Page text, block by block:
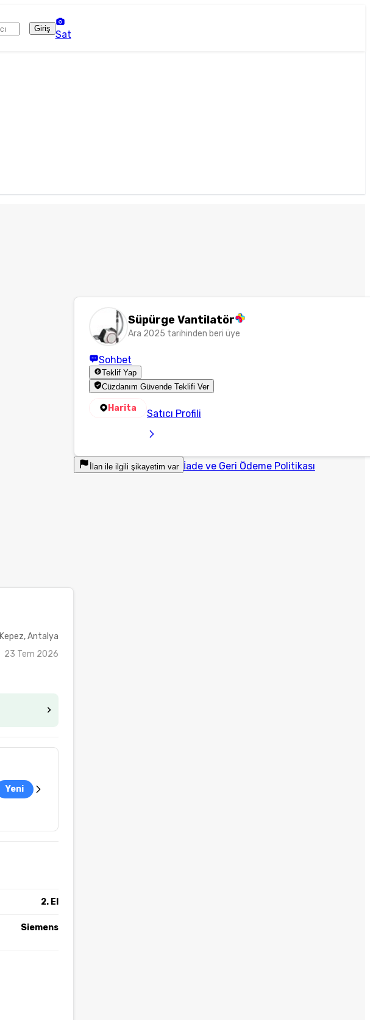
Giriş
Sat
Kepez, Antalya
23 Tem 2026
Yeni
2. El
Siemens
Süpürge Vantilatör
Ara 2025 tarihinden beri üye
Sohbet
Teklif Yap
Cüzdanım Güvende Teklifi Ver
Harita Satıcı Profili
İlan ile ilgili şikayetim var İade ve Geri Ödeme Politikası